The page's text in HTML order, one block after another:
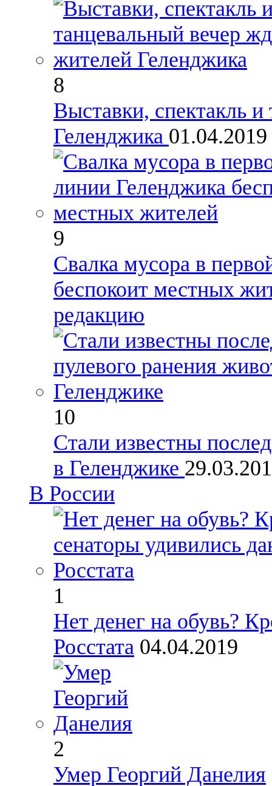
8
Выставки, спектакль
Геленджика 01.04.2019
9
Свалка мусора в
беспокоит местных
редакцию
10
Стали известны
в Геленджике
В России
1
Нет денег на обувь?
Росстата 04.04.2019
2
Умер Георгий Данелия